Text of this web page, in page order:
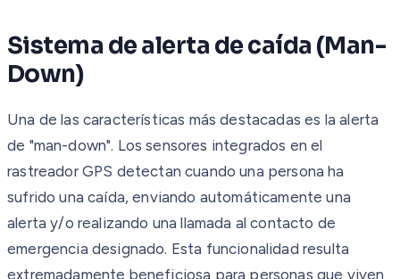
Sistema de alerta de caída (Man-
Down)
Una de las características más destacadas es la alerta
de "man-down". Los sensores integrados en el
rastreador GPS detectan cuando una persona ha
sufrido una caída, enviando automáticamente una
alerta y/o realizando una llamada al contacto de
emergencia designado. Esta funcionalidad resulta
extremadamente beneficiosa para personas que viven